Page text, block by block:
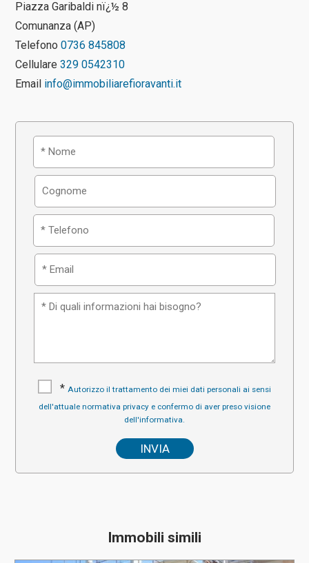
Piazza Garibaldi nï¿½ 8
Comunanza (AP)
Telefono 0736 845808
Cellulare 329 0542310
Email info@immobiliarefioravanti.it
* Autorizzo il trattamento dei miei dati personali ai sensi
dell'attuale normativa privacy e confermo di aver preso visione
dell'informativa.
Immobili simili